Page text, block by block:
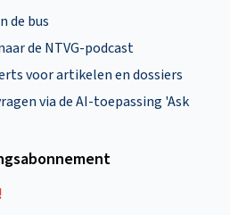
de bus
de NTVG-podcast
voor artikelen en dossiers
via de AI-toepassing 'Ask